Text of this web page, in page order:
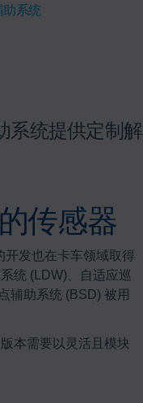
系统
系统提供定制解
传感器
发也在卡车领域取得
统 (LDW)、自适应巡
辅助系统 (BSD) 被用
本需要以灵活且模块